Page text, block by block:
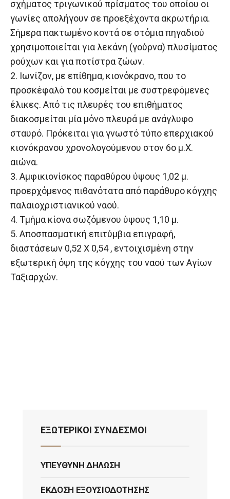
σχήματος τριγωνικού πρίσματος του οποίου οι
γωνίες απολήγουν σε προεξέχοντα ακρωτήρια.
Σήμερα πακτωμένο κοντά σε στόμια πηγαδιού
χρησιμοποιείται για λεκάνη (γούρνα) πλυσίματος
ρούχων και για ποτίστρα ζώων.
2. Ιωνίζον, με επίθημα, κιονόκρανο, που το
προσκέφαλό του κοσμείται με συστρεφόμενες
έλικες. Από τις πλευρές του επιθήματος
διακοσμείται μία μόνο πλευρά με ανάγλυφο
σταυρό. Πρόκειται για γνωστό τύπο επερχιακού
κιονόκρανου χρονολογούμενου στον 6ο μ.Χ.
αιώνα.
3. Αμφικιονίσκος παραθύρου ύψους 1,02 μ.
προερχόμενος πιθανότατα από παράθυρο κόγχης
παλαιοχριστιανικού ναού.
4. Τμήμα κίονα σωζόμενου ύψους 1,10 μ.
5. Αποσπασματική επιτύμβια επιγραφή,
διαστάσεων 0,52 Χ 0,54 , εντοιχισμένη στην
εξωτερική όψη της κόγχης του ναού των Αγίων
Ταξιαρχών.
ΕΞΩΤΕΡΙΚΟΙ ΣΥΝΔΕΣΜΟΙ
ΥΠΕΎΘΥΝΗ ΔΉΛΩΣΗ
ΈΚΔΟΣΗ ΕΞΟΥΣΙΟΔΌΤΗΣΗΣ